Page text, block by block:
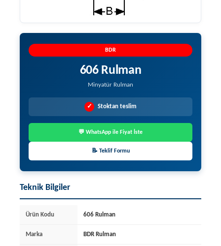
BDR
606 Rulman
Minyatür Rulman
✓ Stoktan teslim
💬 WhatsApp ile Fiyat İste
📝 Teklif Formu
Teknik Bilgiler
Ürün Kodu 606 Rulman
Marka BDR Rulman